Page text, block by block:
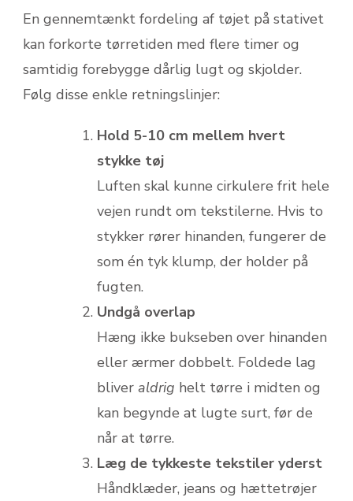
En gennemtænkt fordeling af tøjet på stativet
kan forkorte tørretiden med flere timer og
samtidig forebygge dårlig lugt og skjolder.
Følg disse enkle retningslinjer:
Hold 5-10 cm mellem hvert
stykke tøj
Luften skal kunne cirkulere frit hele
vejen rundt om tekstilerne. Hvis to
stykker rører hinanden, fungerer de
som én tyk klump, der holder på
fugten.
Undgå overlap
Hæng ikke bukseben over hinanden
eller ærmer dobbelt. Foldede lag
bliver aldrig helt tørre i midten og
kan begynde at lugte surt, før de
når at tørre.
Læg de tykkeste tekstiler yderst
Håndklæder, jeans og hættetrøjer